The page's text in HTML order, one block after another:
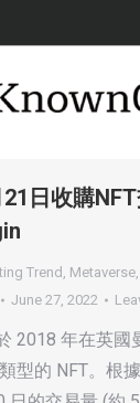
日收購
Trend , Metaverse,
June 27, 2022
2018 年在英國
型的 NFT。根